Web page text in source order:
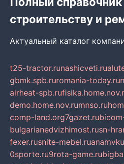
строительству и
Актуальный каталог
t25-tractor.runashicveti.ru
gbmk.spb.ruromania-today.ru
airheat-spb.ru
demo.home.nov.rumnso.ru
comp-land.org7gazet.ru
bulgarianedvizhimost.rusn-
fexer.rusnite-mebel.ru
0sporte.ru9rota-game.ru